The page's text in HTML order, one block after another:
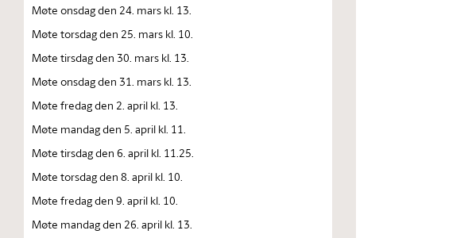
Møte onsdag den 24. mars kl. 13.
Møte torsdag den 25. mars kl. 10.
Møte tirsdag den 30. mars kl. 13.
Møte onsdag den 31. mars kl. 13.
Møte fredag den 2. april kl. 13.
Møte mandag den 5. april kl. 11.
Møte tirsdag den 6. april kl. 11.25.
Møte torsdag den 8. april kl. 10.
Møte fredag den 9. april kl. 10.
Møte mandag den 26. april kl. 13.